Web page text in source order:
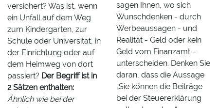
versichert? Was ist, wenn
ein Unfall auf dem Weg
zum Kindergarten, zur
Schule oder Universität, in
der Einrichtung oder auf
dem Heimweg von dort
passiert? Der Begriff ist in
2 Sätzen enthalten:
Ähnlich wie bei der
sagen Ihnen, wo sich
Wunschdenken - durch
Werbeaussagen - und
Realität - Geld oder kein
Geld vom Finanzamt –
unterscheiden. Denken Sie
daran, dass die Aussage
„Sie können die Beiträge
bei der Steuererklärung